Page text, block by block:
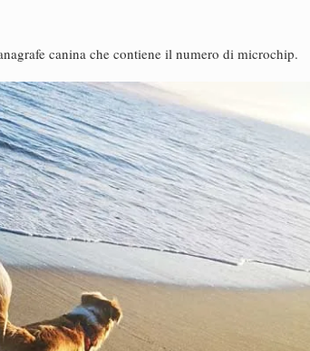
canina che contiene il numero di microchip.